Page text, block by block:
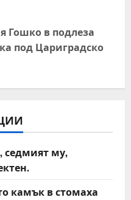
Гошко в подлеза
под Цариградско
седмият му,
камък в стомаха